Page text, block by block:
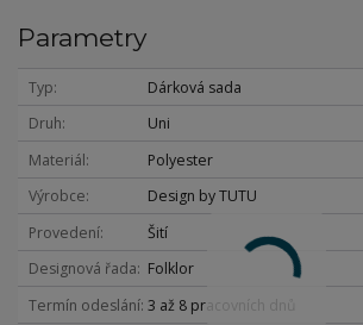
Parametry
Typ
Dárková sada
Druh
Uni
Materiál
Polyester
Výrobce
Design by TUTU
Provedení
Šití
Designová řada
Folklor
Termín odeslání 3 až 8 pracovních dnů